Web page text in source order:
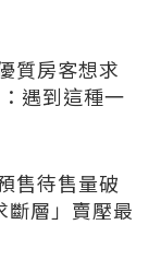
質房客想求
遇到這種一
售待售量破
斷層」賣壓最